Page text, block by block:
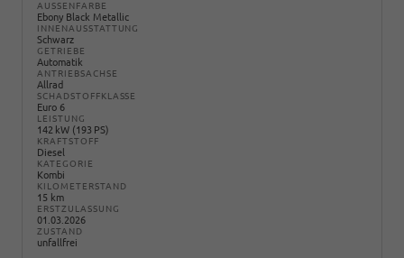
AUSSENFARBE
Ebony Black Metallic
INNENAUSSTATTUNG
Schwarz
GETRIEBE
Automatik
ANTRIEBSACHSE
Allrad
SCHADSTOFFKLASSE
Euro 6
LEISTUNG
142 kW (193 PS)
KRAFTSTOFF
Diesel
KATEGORIE
Kombi
KILOMETERSTAND
15 km
ERSTZULASSUNG
01.03.2026
ZUSTAND
unfallfrei